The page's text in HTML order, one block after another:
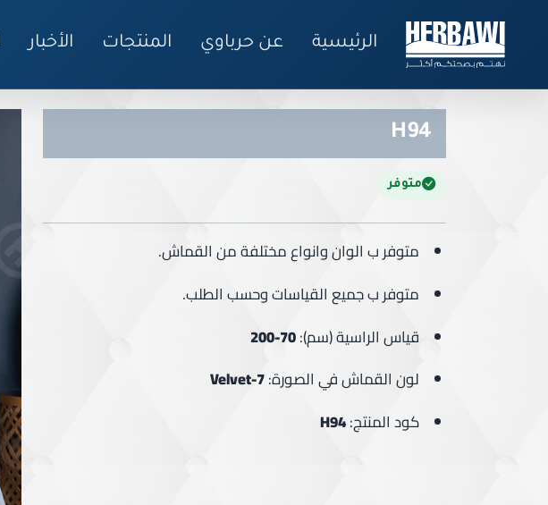
الرئيسية عن حرباوي المنتجات الأخبار
H94
متوفر
متوفر ب الوان وانواع مختلفة من القماش.
متوفر ب جميع القياسات وحسب الطلب.
قياس الراسية (سم):70-20
0
لون القماش في الصورة:Velvet-7
كود المنتج:H94